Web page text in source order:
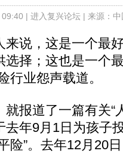
| 进入复兴论坛| 来源：
说，这是一个最
择；这也是一个
行业怨声载道。
道了一篇有关“
去年9月1日为孩子
险”。去年12月20